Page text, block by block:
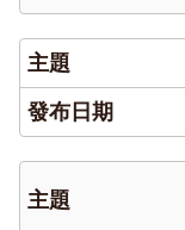
開
放
資
料
公